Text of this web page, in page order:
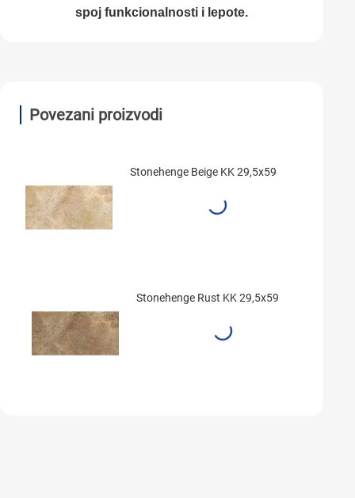
spoj funkcionalnosti i lepote.
Povezani proizvodi
Stonehenge Beige KK 29,5x59
Stonehenge Rust KK 29,5x59